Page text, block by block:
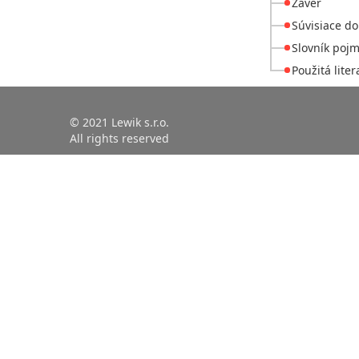
Súvisiace
Slovník
Použitá
© 2021 Lewik s.r.o.
All rights reserved